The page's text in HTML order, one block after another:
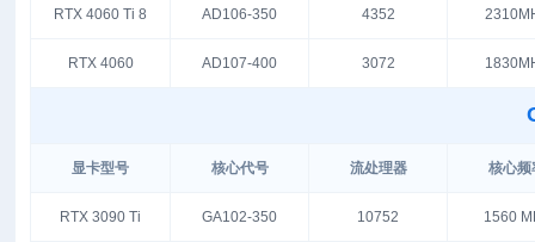
RTX 4060 Ti 8 AD106-350 4352
RTX 4060 AD107-400 3072
显卡型号 核心代号 流处理器 核心频
RTX 3090 Ti GA102-350 10752 1560